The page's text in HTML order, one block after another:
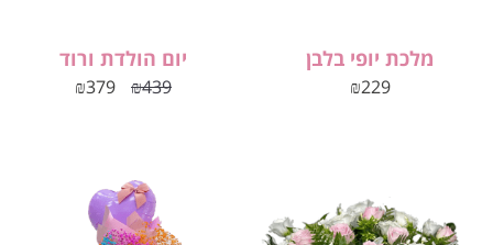
מלכת יופי בלבן
₪229
יום הולדת ורוד
₪439
₪379